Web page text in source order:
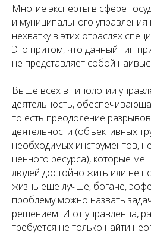
Многие эксперты в сфере
и муниципального управления
нехватку в этих отраслях
Это притом, что данный тип
не представляет собой
Выше всех в типологии
деятельность,
то есть преодоление
деятельности (объективных
необходимых инструментов,
ценного ресурса), которые
людей достойно жить или не
жизнь еще лучше, богаче,
проблему можно назвать
решением. И от управленца,
требуется не только найти